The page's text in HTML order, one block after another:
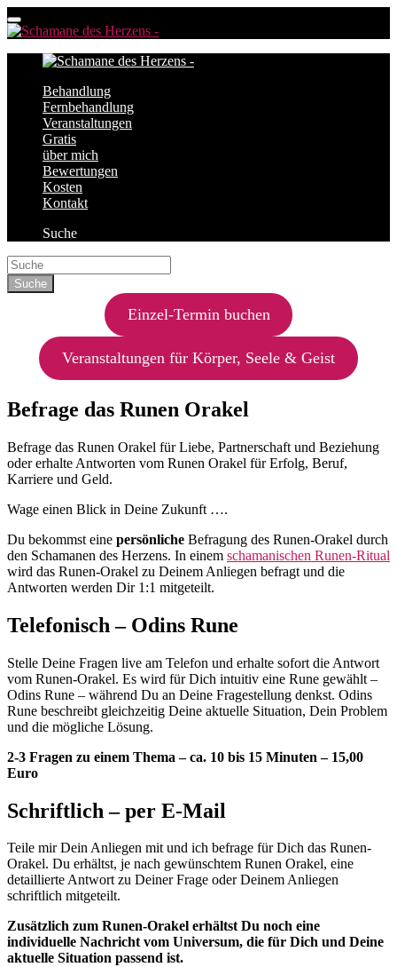
Behandlung
Fernbehandlung
Veranstaltungen
Gratis
über mich
Bewertungen
Kosten
Kontakt
Suche
Einzel-Termin buchen
Veranstaltungen für Körper, Seele & Geist
Befrage das Runen Orakel
Befrage das Runen Orakel für Liebe, Partnerschaft und Beziehung
oder erhalte Antworten vom Runen Orakel für Erfolg, Beruf,
Karriere und Geld.
Wage einen Blick in Deine Zukunft ….
Du bekommst eine persönliche Befragung des Runen-Orakel durch
den Schamanen des Herzens. In einem schamanischen Runen-Ritual
wird das Runen-Orakel zu Deinem Anliegen befragt und die
Antworten werden Dir 1:1 mitgeteilt.
Telefonisch – Odins Rune
Stelle Deine Fragen live am Telefon und erhalte sofort die Antwort
vom Runen-Orakel. Es wird für Dich intuitiv eine Rune gewählt –
Odins Rune – während Du an Deine Fragestellung denkst. Odins
Rune beschreibt gleichzeitig Deine aktuelle Situation, Dein Problem
und die mögliche Lösung.
2-3 Fragen zu einem Thema – ca. 10 bis 15 Minuten – 15,00
Euro
Schriftlich – per E-Mail
Teile mir Dein Anliegen mit und ich befrage für Dich das Runen-
Orakel. Du erhältst, je nach gewünschtem Runen Orakel, eine
detaillierte Antwort zu Deiner Frage oder Deinem Anliegen
schriftlich mitgeteilt.
Zusätzlich zum Runen-Orakel erhältst Du noch eine
individuelle Nachricht vom Universum, die für Dich und Deine
aktuelle Situation passend ist.